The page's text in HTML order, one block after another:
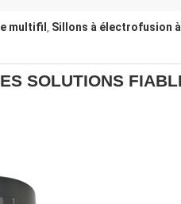
multifil , Sillons à électrofusion
SOLUTIONS